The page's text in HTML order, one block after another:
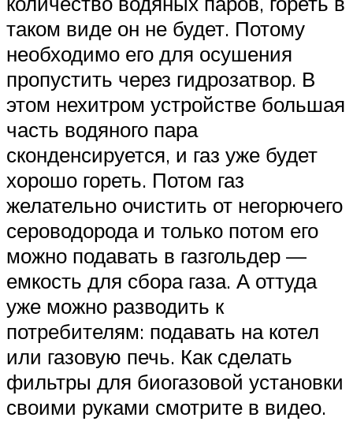
таком виде он не будет. Потому
необходимо его для осушения
пропустить через гидрозатвор. В
этом нехитром устройстве большая
часть водяного пара
сконденсируется, и газ уже будет
хорошо гореть. Потом газ
желательно очистить от негорючего
сероводорода и только потом его
можно подавать в газгольдер —
емкость для сбора газа. А оттуда
уже можно разводить к
потребителям: подавать на котел
или газовую печь. Как сделать
фильтры для биогазовой установки
своими руками смотрите в видео.